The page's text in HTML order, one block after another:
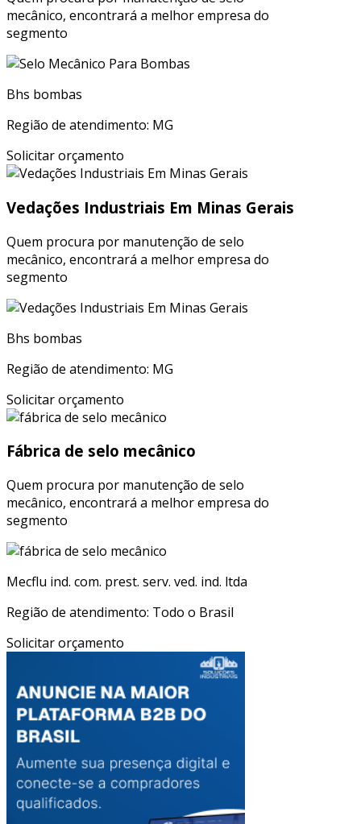
mecânico, encontrará a melhor empresa do
segmento
Bhs bombas
Região de atendimento: MG
Solicitar orçamento
Vedações Industriais Em Minas Gerais
Quem procura por manutenção de selo
mecânico, encontrará a melhor empresa do
segmento
Bhs bombas
Região de atendimento: MG
Solicitar orçamento
Fábrica de selo mecânico
Quem procura por manutenção de selo
mecânico, encontrará a melhor empresa do
segmento
Mecflu ind. com. prest. serv. ved. ind. ltda
Região de atendimento: Todo o Brasil
Solicitar orçamento